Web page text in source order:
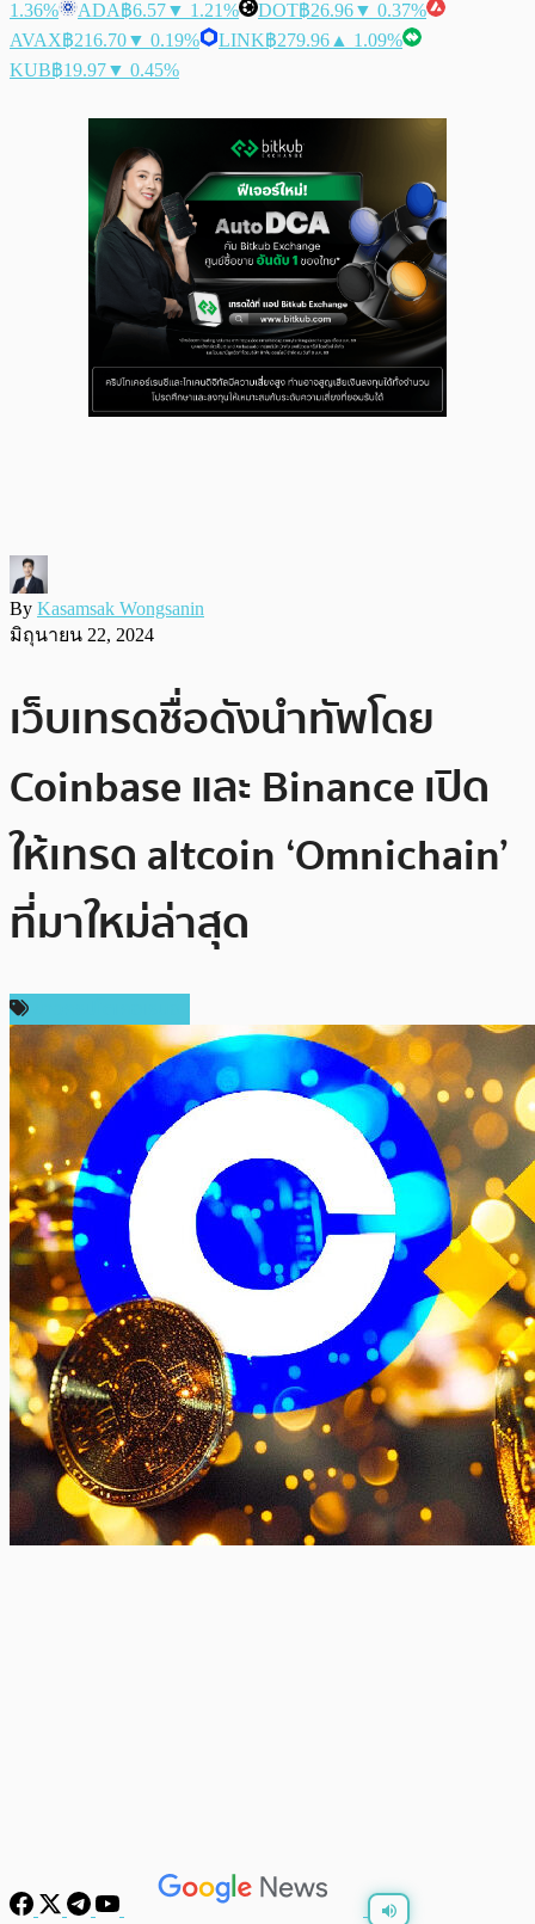
1.36%
ADA฿6.57▼ 1.21% DOT฿26.96▼ 0.37%
AVAX฿216.70▼ 0.19% LINK฿279.96 ▲ 1.09%
KUB฿19.97▼ 0.45%
By Kasamsak Wongsanin
มิถุนายน 22, 2024
เว็บเทรดชื่อดังนำทัพโดย
Coinbase และ Binance เปิด
ให้เทรด altcoin ‘Omnichain’
ที่มาใหม่ล่าสุด